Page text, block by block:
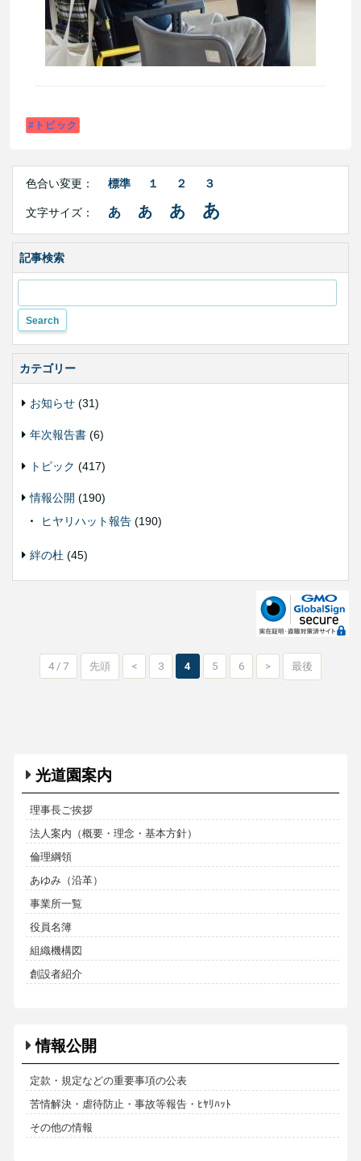
トピック
Right
Contents
合
変
色合い変更： 標準 １ ２ ３
文字サイズ： あ あ あ あ
記事検索
カテゴリー
お知らせ (31)
年次報告書 (6)
トピック (417)
情報公開 (190)
ヒヤリハット報告 (190)
絆の杜 (45)
4 / 7 先頭 < 3 4 5 6 > 最後
光道園案内
理事長ご挨拶
法人案内（概要・理念・基本方針）
倫理綱領
あゆみ（沿革）
事業所一覧
役員名簿
組織機構図
創設者紹介
情報公開
定款・規定などの重要事項の公表
苦情解決・虐待防止・事故等報告・ﾋﾔﾘﾊｯﾄ
その他の情報